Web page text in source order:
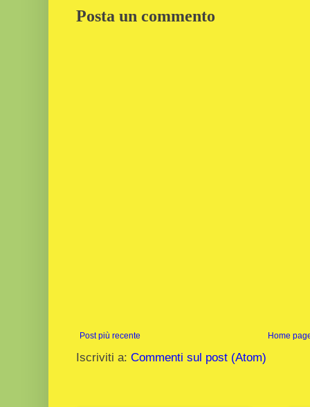
Posta un commento
Post più recente Home
Iscriviti a: Commenti sul post (Atom)